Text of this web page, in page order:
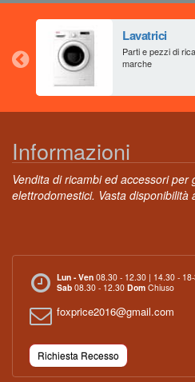
Lavatrici
Parti e pezzi di
marche
Informazioni
Vendita di ricambi ed accessori per
elettrodomestici. Vasta disponibilità
Lun - Ven 08.30 - 12.30 | 14.30 -
Sab 08.30 - 12.30 Dom Chiuso
foxprice2016@gmail.com
Richiesta Recesso